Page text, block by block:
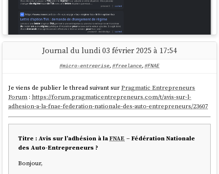
J'ai parcouru les dix premières pages de résultats sans trouver le
moindre modèle de lettre sur un site officiel de l'État. C'est désolant de
devoir dépendre de sites privés qui exploitent les lacunes d'un service
Journal du lundi 03 février 2025 à 17:54
#micro-entreprise, #freelance, #FNAE
Je viens de publier le thread suivant surPragmatic Entrepreneurs
Forum : https://forum.pragmaticentrepreneurs.com/t/avis-sur-l-
adhesion-a-la-fnae-federation-nationale-des-auto-entrepreneurs/23607
Titre : Avis sur l’adhésion à laFNAE – Fédération Nationale
des Auto-Entrepreneurs ?
Bonjour,